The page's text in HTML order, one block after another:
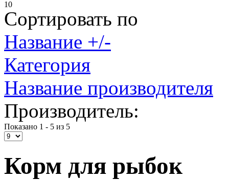
Сортировать по
Название +/-
Категория
Название производителя
Производитель:
Показано 1 - 5 из 5
Корм для рыбок